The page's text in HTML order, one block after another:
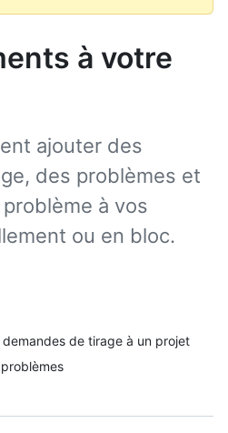
à votre
ajouter des
des problèmes et
à vos
ou en bloc.
de tirage à un projet